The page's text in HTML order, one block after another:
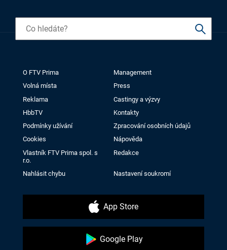
O FTV Prima
Management
Volná místa
Press
Reklama
Castingy a výzvy
HbbTV
Kontakty
Podmínky užívání
Zpracování osobních údajů
Cookies
Nápověda
Vlastník FTV Prima spol. s
r.o.
Redakce
Nahlásit chybu Nastavení soukromí
App Store
Google Play